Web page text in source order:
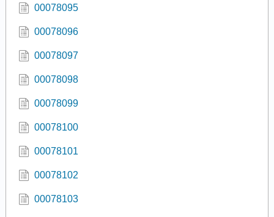
00078095
00078096
00078097
00078098
00078099
00078100
00078101
00078102
00078103